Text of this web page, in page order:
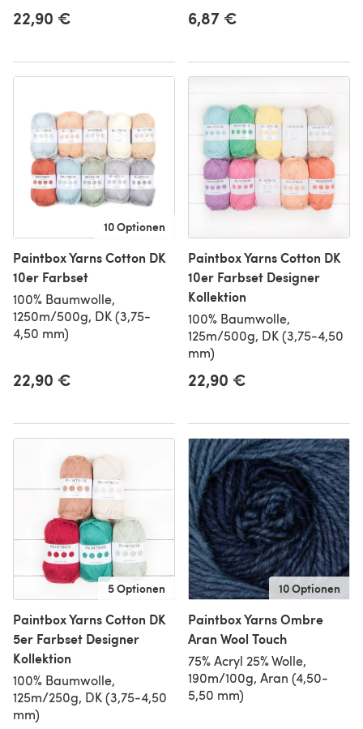
22,90 € 6,87 €
10 Optionen
Paintbox Yarns Cotton DK
10er Farbset
100% Baumwolle,
1250m/500g, DK (3,75-
4,50 mm)
22,90 €
Paintbox Yarns Cotton DK
10er Farbset Designer
Kollektion
100% Baumwolle,
125m/500g, DK (3,75-4,50
mm)
22,90 €
5 Optionen
Paintbox Yarns Cotton DK
5er Farbset Designer
Kollektion
100% Baumwolle,
125m/250g, DK (3,75-4,50
mm)
10 Optionen
Paintbox Yarns Ombre
Aran Wool Touch
75% Acryl 25% Wolle,
190m/100g, Aran (4,50-
5,50 mm)